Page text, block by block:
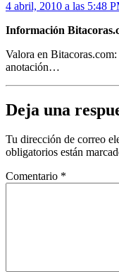
4 abril, 2010 a las 5:48
Información
Valora en
anotación…
Deja una
Tu dirección de correo
obligatorios están
Comentario *